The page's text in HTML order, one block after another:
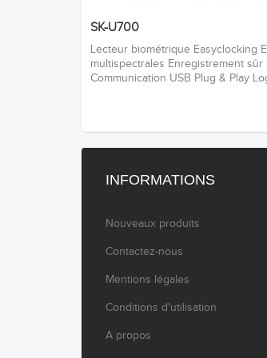
SK-U700
Lecteur biométrique Easyclocking
multispectrales Enregistrement sûr
Communication USB Plug & Play
INFORMATIONS
Nouveaux produits
Contactez-nous
Mentions légales
Conditions d'utilisation
A propos